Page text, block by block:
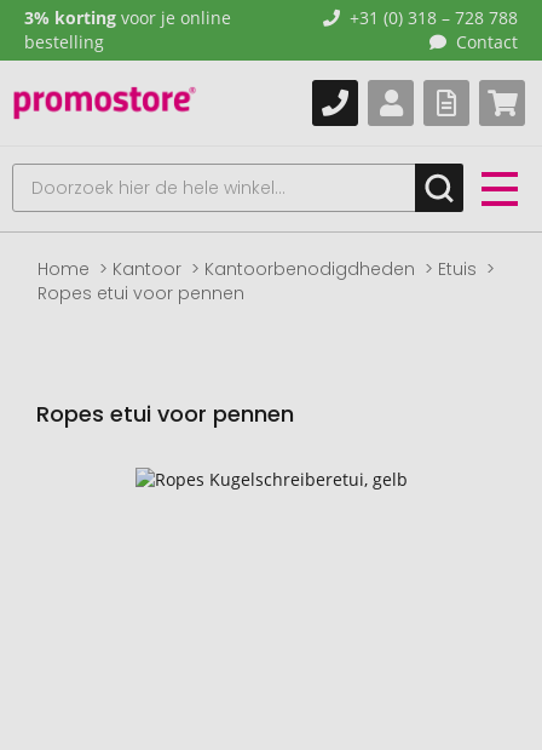
3% korting voor je online
bestelling
+31 (0) 318 – 728 788
Contact
Home Kantoor Kantoorbenodigdheden
Etuis
Ropes etui voor pennen
Ropes etui voor pennen